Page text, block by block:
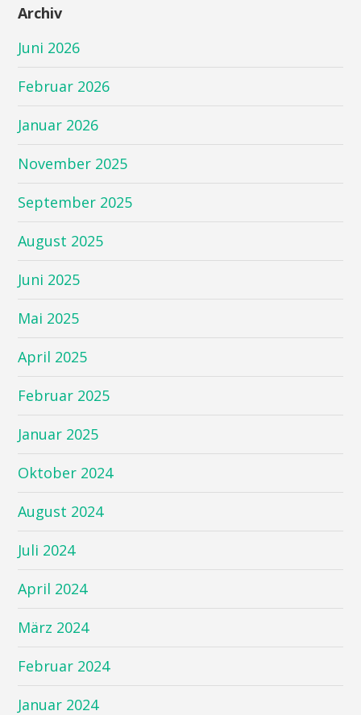
Archiv
Juni 2026
Februar 2026
Januar 2026
November 2025
September 2025
August 2025
Juni 2025
Mai 2025
April 2025
Februar 2025
Januar 2025
Oktober 2024
August 2024
Juli 2024
April 2024
März 2024
Februar 2024
Januar 2024